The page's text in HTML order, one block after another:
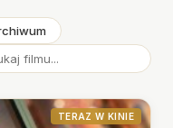
TERAZ W KINIE